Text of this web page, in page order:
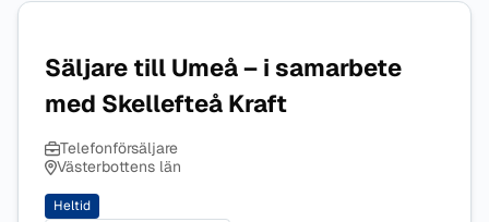
Säljare till Umeå – i samarbete
med Skellefteå Kraft
Telefonförsäljare
Västerbottens län
Heltid